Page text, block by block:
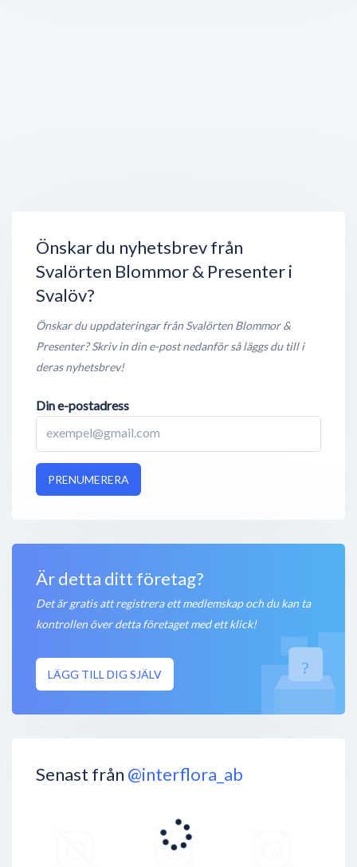
Önskar du nyhetsbrev från
Svalörten Blommor & Presenter i
Svalöv?
Önskar du uppdateringar från Svalörten Blommor &
Presenter? Skriv in din e-post nedanför så läggs du till i
deras nyhetsbrev!
Din e-postadress
PRENUMERERA
Är detta ditt företag?
Det är gratis att registrera ett medlemskap och du kan ta
kontrollen över detta företaget med ett klick!
LÄGG TILL DIG SJÄLV
Senast från @interflora_ab